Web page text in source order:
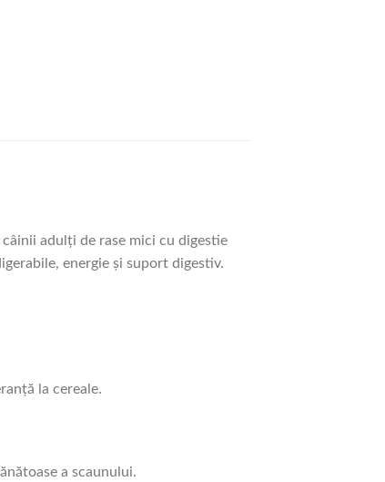
adulți de rase mici cu digestie
energie și suport digestiv.
la cereale.
a scaunului.